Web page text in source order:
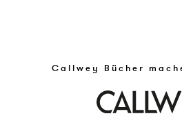
Callwey Bücher